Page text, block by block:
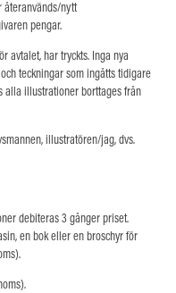
nytt
pengar.
avtalet, har tryckts. Inga nya
teckningar som ingåtts tidigare
alla illustrationer borttages från
illustratören/jag, dvs.
debiteras 3 gånger priset.
en bok eller en broschyr för